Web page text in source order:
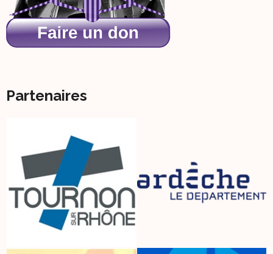
Partenaires